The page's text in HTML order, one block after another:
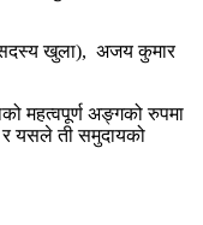
(सदस्य खुला), अजय कुमार
महत्वपूर्ण अङ्गको रुपमा
र यसले ती समुदायको